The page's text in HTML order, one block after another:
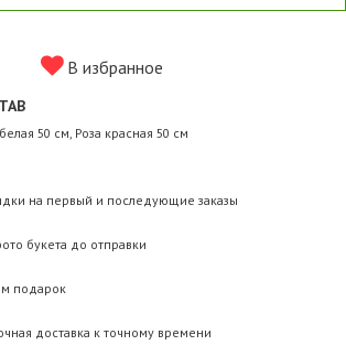
В избранное
50 см, Роза красная 50 см
на первый и последующие заказы
букета до отправки
подарок
доставка к точному времени